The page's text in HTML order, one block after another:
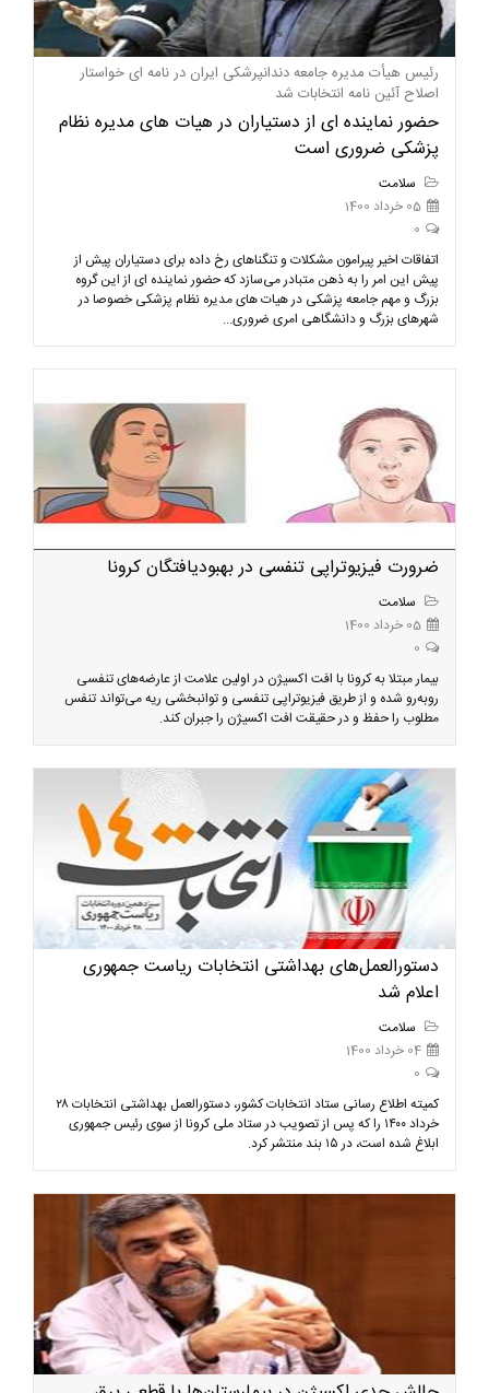
رئیس هیأت مدیره جامعه دندانپرشکی ایران در نامه ای خواستار
اصلاح آئین نامه انتخابات شد
حضور نماینده ای از دستیاران در هیات های مدیره نظام
پزشکی ضروری است
سلامت
05 خرداد 1400
0
اتفاقات اخیر پیرامون مشکلات و تنگناهای رخ داده برای دستیاران پیش از
پیش این امر را به ذهن متبادر می‌سازد که حضور نماینده ای از این گروه
بزرگ و مهم جامعه پزشکی در هیات های مدیره نظام پزشکی خصوصا در
شهرهای بزرگ و دانشگاهی امری ضروری...
ضرورت فیزیوتراپی تنفسی در بهبودیافتگان کرونا
سلامت
05 خرداد 1400
0
بیمار مبتلا به کرونا با افت اکسیژن در اولین علامت از عارضه‌های تنفسی
روبه‌رو شده و از طریق فیزیوتراپی تنفسی و توانبخشی ریه می‌تواند تنفس
مطلوب را حفظ و در حقیقت افت اکسیژن را جبران کند.
دستورالعمل‌های بهداشتی انتخابات ریاست جمهوری
اعلام شد
سلامت
04 خرداد 1400
0
کمیته اطلاع رسانی ستاد انتخابات کشور، دستورالعمل بهداشتی انتخابات ۲۸
خرداد ۱۴۰۰ را که پس از تصویب در ستاد ملی کرونا از سوی رئیس جمهوری
ابلاغ شده است، در ۱۵ بند منتشر کرد.